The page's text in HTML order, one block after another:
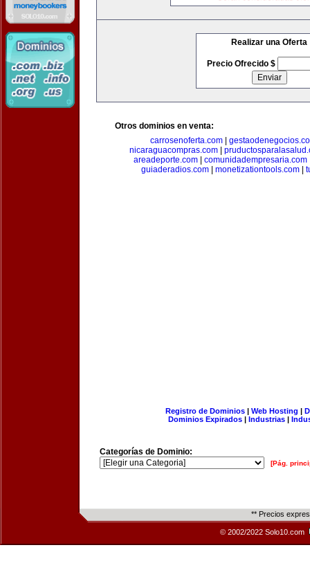
Realizar una Oferta
Precio Ofrecido $
Otros dominios en venta:
carrosenoferta.com
nicaraguacompras.com
areadeporte.com| comunidadempresaria.com
guiaderadios.com| monetizationtools.com|
Registro de Dominios| Web Hosting |
Dominios Expirados | Industrias |
Categorías de Dominio:
[Pág.
** Precios
© 2002/2022 Solo10.com